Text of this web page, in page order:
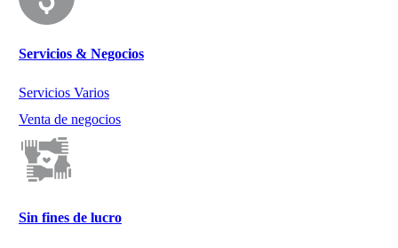
Servicios & Negocios
Servicios Varios
Venta de negocios
Sin fines de lucro